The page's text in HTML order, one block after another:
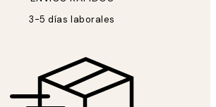
3-5 días laborales